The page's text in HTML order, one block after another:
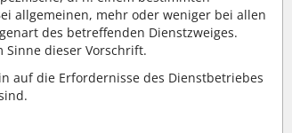
allgemeinen, mehr oder weniger bei allen
des betreffenden Dienstzweiges.
Sinne dieser Vorschrift.
auf die Erfordernisse des Dienstbetriebes